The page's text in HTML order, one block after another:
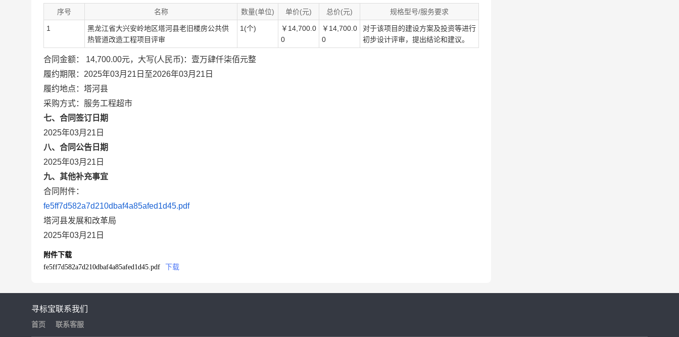
序号 名称 数量(单位) 单价(元) 总价(元) 规格型号/服务要求
1
黑龙江省大兴安岭地区塔河县老旧楼房公共供
热管道改造工程项目评审
1(个)
￥14,700.0
0
￥14,700.0
0
对于该项目的建设方案及投资等进行
初步设计评审，提出结论和建议。
合同金额： 14,700.00元，大写(人民币)：壹万肆仟柒佰元整
履约期限：2025年03月21日至2026年03月21日
履约地点：塔河县
采购方式：服务工程超市
七、合同签订日期
2025年03月21日
八、合同公告日期
2025年03月21日
九、其他补充事宜
合同附件：
fe5ff7d582a7d210dbaf4a85afed1d45.pdf
塔河县发展和改革局
2025年03月21日
附件下载
fe5ff7d582a7d210dbaf4a85afed1d45.pdf
下载
寻标宝
首页
联系我们
联系客服